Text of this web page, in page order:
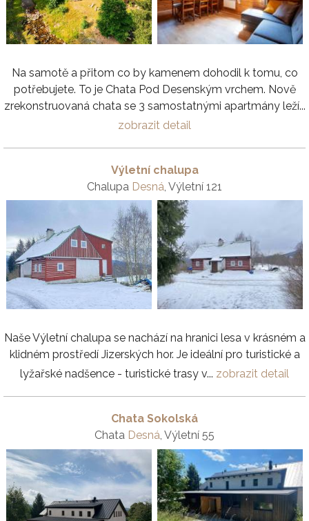
Na samotě a přitom co by kamenem dohodil k tomu, co
potřebujete. To je Chata Pod Desenským vrchem. Nově
zrekonstruovaná chata se 3 samostatnými apartmány leží...
zobrazit detail
Výletní chalupa
Chalupa Desná, Výletní 121
Naše Výletní chalupa se nachází na hranici lesa v krásném a
klidném prostředí Jizerských hor. Je ideální pro turistické a
lyžařské nadšence - turistické trasy v... zobrazit detail
Chata Sokolská
Chata Desná, Výletní 55